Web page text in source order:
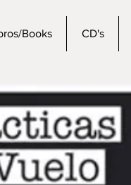
Books CD's